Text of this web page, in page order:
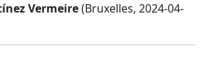
Vermeire(Bruxelles, 2024-04-